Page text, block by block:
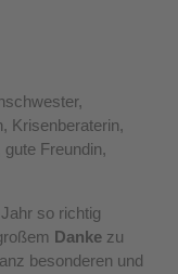
Krisenberaterin,
Freundin,
so richtig
Danke zu
besonderen und